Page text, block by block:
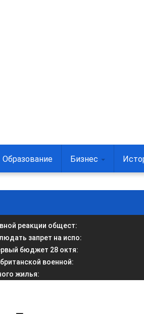
Образование Бизнес
реакции общест:
запрет на испо:
бюджет 28 октя:
военной:
жилья: